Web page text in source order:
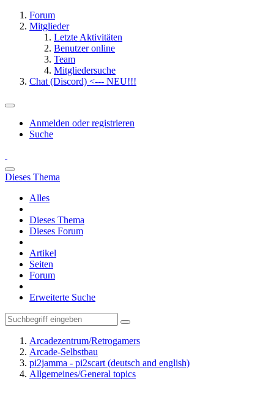
Forum
Mitglieder
Letzte Aktivitäten
Benutzer online
Team
Mitgliedersuche
Chat (Discord) <--- NEU!!!
Anmelden oder registrieren
Suche
Dieses Thema
Alles
Dieses Thema
Dieses Forum
Artikel
Seiten
Forum
Erweiterte Suche
Arcadezentrum/Retrogamers
Arcade-Selbstbau
pi2jamma - pi2scart (deutsch and english)
Allgemeines/General topics